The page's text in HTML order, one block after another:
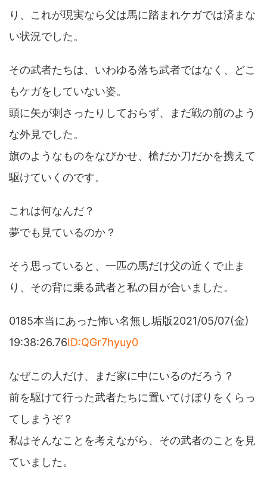
り、これが現実なら父は馬に踏まれケガでは済まな
い状況でした。
その武者たちは、いわゆる落ち武者ではなく、どこ
もケガをしていない姿。
頭に矢が刺さったりしておらず、まだ戦の前のよう
な外見でした。
旗のようなものをなびかせ、槍だか刀だかを携えて
駆けていくのです。
これは何なんだ？
夢でも見ているのか？
そう思っていると、一匹の馬だけ父の近くで止ま
り、その背に乗る武者と私の目が合いました。
0185本当にあった怖い名無し垢版2021/05/07(金)
19:38:26.76ID:QGr7hyuy0
なぜこの人だけ、まだ家に中にいるのだろう？
前を駆けて行った武者たちに置いてけぼりをくらっ
てしまうぞ？
私はそんなことを考えながら、その武者のことを見
ていました。